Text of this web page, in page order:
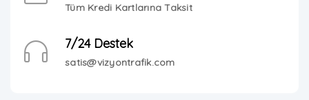
Tüm Kredi Kartlarına Taksit
7/24 Destek
satis@vizyontrafik.com